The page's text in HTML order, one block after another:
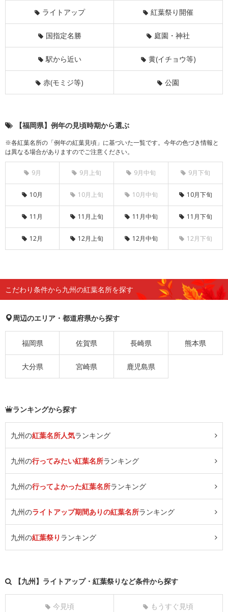
ライトアップ 紅葉祭り開催
国指定名勝 庭園・神社
駅から近い 黄(イチョウ等)
赤(モミジ等) 公園
【福岡県】例年の見頃時期から選ぶ
※各紅葉名所の「例年の紅葉見頃」に基づいた一覧です。今年の色づき情報と
は異なる場合がありますのでご注意ください。
9月 9月上旬 9月中旬 9月下旬
10月 10月上旬 10月中旬 10月下旬
11月 11月上旬 11月中旬 11月下旬
12月 12月上旬 12月中旬 12月下旬
こだわり条件から九州の紅葉名所を探す
周辺のエリア・都道府県から探す
福岡県 佐賀県 長崎県 熊本県
大分県 宮崎県 鹿児島県
ランキングから探す
九州の紅葉名所人気ランキング
九州の行ってみたい紅葉名所ランキング
九州の行ってよかった紅葉名所ランキング
九州のライトアップ期間ありの紅葉名所ランキング
九州の紅葉祭り ランキング
【九州】ライトアップ・紅葉祭りなど条件から探す
今見頃 もうすぐ見頃